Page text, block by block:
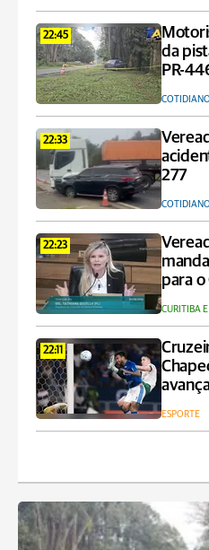
22:45
da
PR-
COTIDIANO
22:33
277
COTIDIANO
22:23
para o
CURITIBA
22:11
ESPORTE